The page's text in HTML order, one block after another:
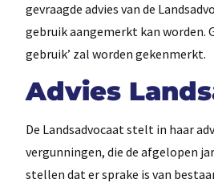
gevraagde advies van de
gebruik aangemerkt kan worden.
gebruik’ zal worden gekenmerkt.
Advies
De Landsadvocaat stelt in haar
vergunningen, die de afgelopen
stellen dat er sprake is van